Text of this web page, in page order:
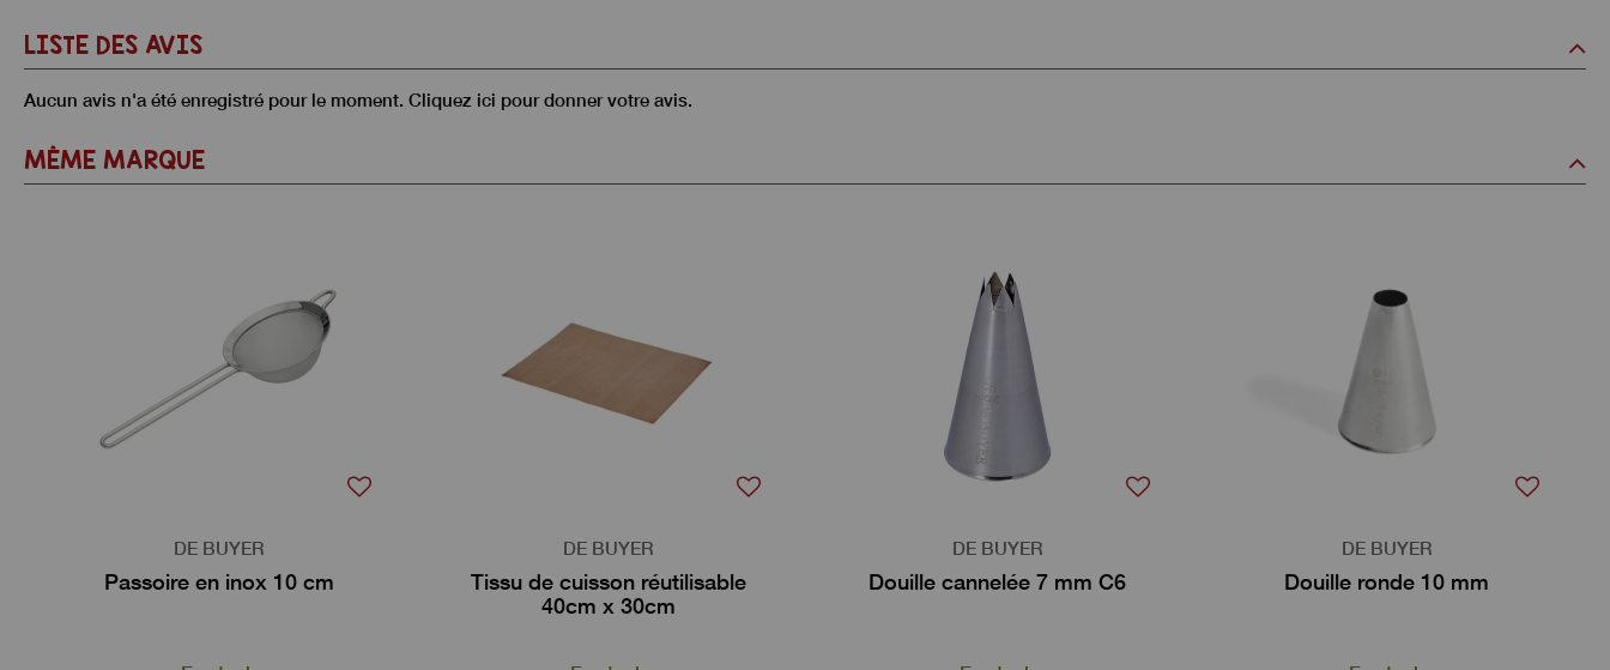
LISTE DES AVIS
Aucun avis n'a été enregistré pour le moment. Cliquez ici pour donner votre avis.
MÊME MARQUE
DE BUYER
Passoire en inox 10 cm
DE BUYER
Tissu de cuisson réutilisable
40cm x 30cm
DE BUYER
Douille cannelée 7 mm C6
DE BUYER
Douille ronde 10 mm